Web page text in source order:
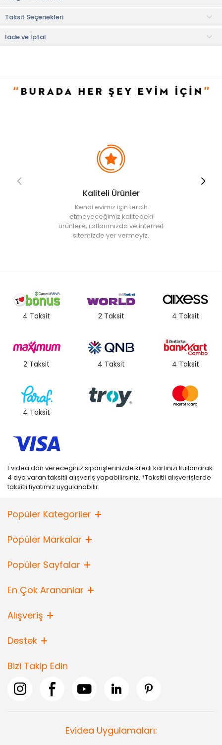
• İlk kullanımdan önce yıkanması tavsiye edilir.
• Elde yıkanmalıdır.
• Not:Bu fiyat perakende satışlar için belirlenmiştir. Toplu alımlar
Evidea tarafından incelenecek ve uygun bulunmayan siparişler
Taksit Seçenekleri
İade ve İptal
Kaliteli Ürünler
Kendi evimiz için tercih
etmeyeceğimiz kalitedeki
ürünlere, raflarımızda ve internet
sitemizde yer vermeyiz.
4 Taksit 2 Taksit 4 Taksit
2 Taksit 4 Taksit 4 Taksit
4 Taksit
Evidea'dan vereceğiniz siparişlerinizde kredi kartınızı kullanarak
4 aya varan taksitli alışveriş yapabilirsiniz. *Taksitli alışverişlerde
taksitli fiyatımız uygulanabilir.
Popüler Kategoriler
Popüler Markalar
Popüler Sayfalar
En Çok Arananlar
Alışveriş
Destek
Bizi Takip Edin
Evidea Uygulamaları: